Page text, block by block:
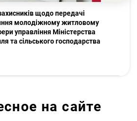
щодо передачі
молодіжному житловому
управління Міністерства
та сільського господарства
на сайте